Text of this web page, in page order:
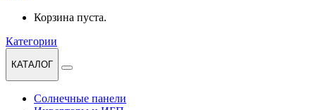
Корзина пуста.
Категории
КАТАЛОГ
Солнечные панели